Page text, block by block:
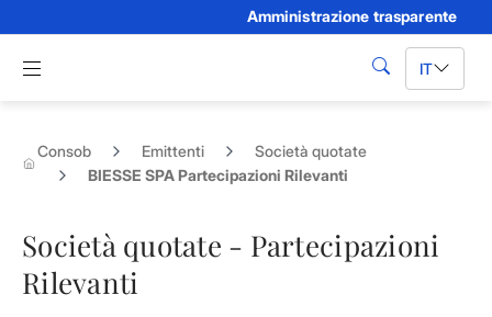
Amministrazione trasparente
Apri menu di navigazione
cerca IT
Consob Emittenti
Società quotate
BIESSE SPA Partecipazioni Rilevanti
Società quotate - Partecipazioni
Rilevanti